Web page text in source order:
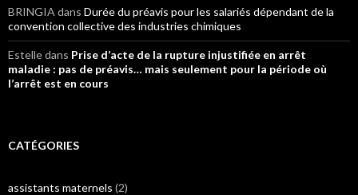
BRINGIA dans Durée du préavis pour les salariés dépendant de la
convention collective des industries chimiques
Estelledans Prise d’acte de la rupture injustifiée en arrêt
maladie : pas de préavis… mais seulement pour la période où
l’arrêt est en cours
CATÉGORIES
assistants maternels (2)